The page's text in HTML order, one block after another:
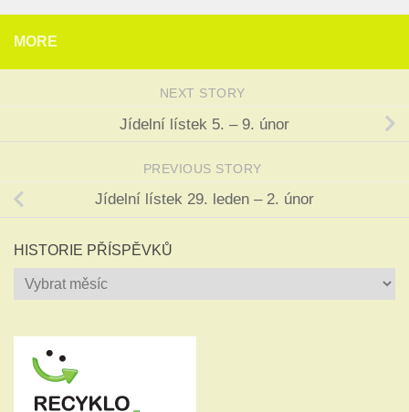
MORE
NEXT STORY
Jídelní lístek 5. – 9. únor
PREVIOUS STORY
Jídelní lístek 29. leden – 2. únor
HISTORIE PŘÍSPĚVKŮ
Historie